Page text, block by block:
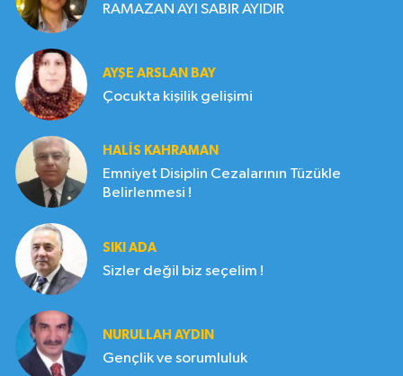
RAMAZAN AYI SABIR AYIDIR
AYŞE ARSLAN BAY
Çocukta kişilik gelişimi
HALIS KAHRAMAN
Emniyet Disiplin Cezalarının Tüzükle
Belirlenmesi !
SIKI ADA
Sizler değil biz seçelim !
NURULLAH AYDIN
Gençlik ve sorumluluk